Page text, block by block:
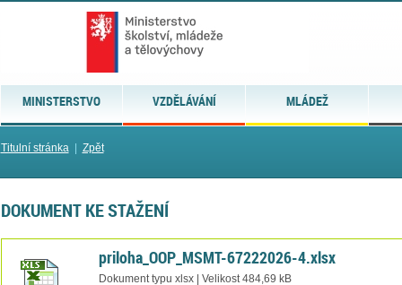
MINISTERSTVO VZDĚLÁVÁNÍ MLÁDEŽ
Titulní stránka| Zpět
DOKUMENT KE STAŽENÍ
priloha_OOP_MSMT-67222026-4.xlsx
Dokument typu xlsx | Velikost 484,69 kB